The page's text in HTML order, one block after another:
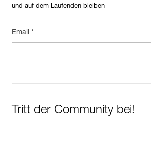
Herstellungsdatum an.
Mehr erfahren
und auf dem Laufenden bleiben
Email *
Tritt der Community bei!